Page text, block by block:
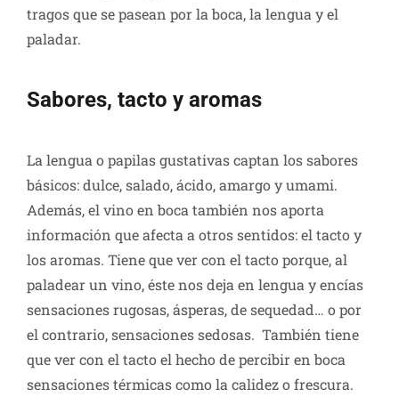
tragos que se pasean por la boca, la lengua y el
paladar.
Sabores, tacto y aromas
La lengua o papilas gustativas captan los sabores
básicos: dulce, salado, ácido, amargo y umami.
Además, el vino en boca también nos aporta
información que afecta a otros sentidos: el tacto y
los aromas. Tiene que ver con el tacto porque, al
paladear un vino, éste nos deja en lengua y encías
sensaciones rugosas, ásperas, de sequedad… o por
el contrario, sensaciones sedosas. También tiene
que ver con el tacto el hecho de percibir en boca
sensaciones térmicas como la calidez o frescura.